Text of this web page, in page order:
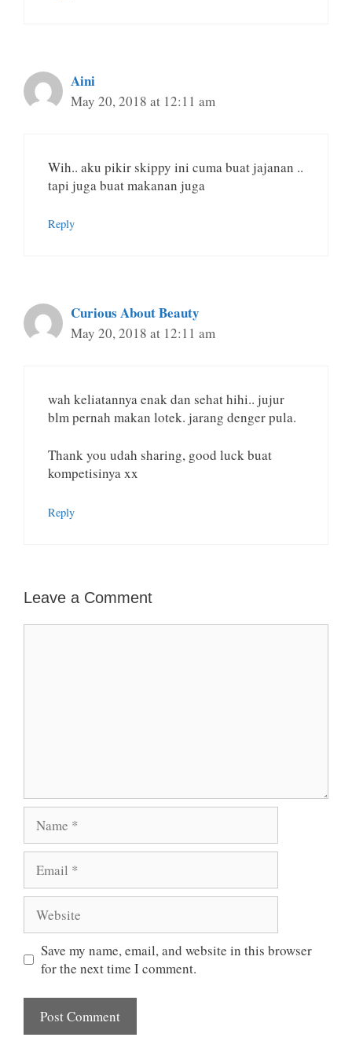
Aini
May 20, 2018 at 12:11 am
Wih.. aku pikir skippy ini cuma buat jajanan ..
tapi juga buat makanan juga
Reply
Curious About Beauty
May 20, 2018 at 12:11 am
wah keliatannya enak dan sehat hihi.. jujur
blm pernah makan lotek. jarang denger pula.
Thank you udah sharing, good luck buat
kompetisinya xx
Reply
Leave a Comment
Save my name, email, and website in this browser
for the next time I comment.